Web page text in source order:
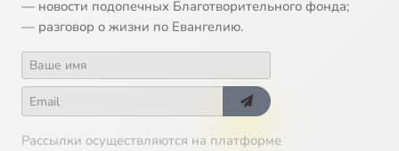
— новости подопечных Благотворительного фонда;
— разговор о жизни по Евангелию.
Рассылки осуществляются на платформе